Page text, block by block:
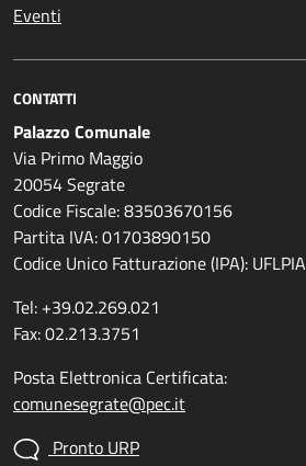
Eventi
CONTATTI
Palazzo Comunale
Via Primo Maggio
20054 Segrate
Codice Fiscale: 83503670156
Partita IVA: 01703890150
Codice Unico Fatturazione (IPA): UFLPIA
Tel: +39.02.269.021
Fax: 02.213.3751
Posta Elettronica Certificata:
comunesegrate@pec.it
Pronto URP